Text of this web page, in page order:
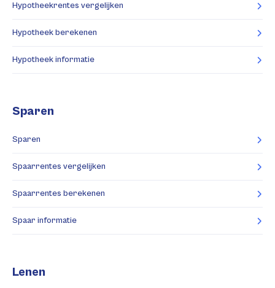
Hypotheekrentes vergelijken
Hypotheek berekenen
Hypotheek informatie
Sparen
Sparen
Spaarrentes vergelijken
Spaarrentes berekenen
Spaar informatie
Lenen